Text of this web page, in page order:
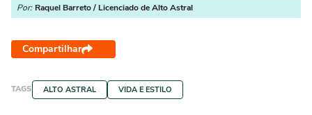
Por: Raquel Barreto / Licenciado de Alto Astral
Compartilhar
TAGS ALTO ASTRAL VIDA E ESTILO